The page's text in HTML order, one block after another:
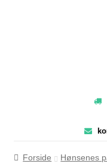
Forside Hønsenes